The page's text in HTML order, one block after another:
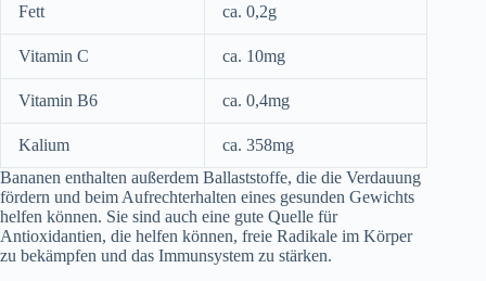
Fett ca. 0,2g
Vitamin C ca. 10mg
Vitamin B6 ca. 0,4mg
Kalium
ca. 358mg
Bananen enthalten außerdem Ballaststoffe, die die Verdauung
fördern und beim Aufrechterhalten eines gesunden Gewichts
helfen können. Sie sind auch eine gute Quelle für
Antioxidantien, die helfen können, freie Radikale im Körper
zu bekämpfen und das Immunsystem zu stärken.